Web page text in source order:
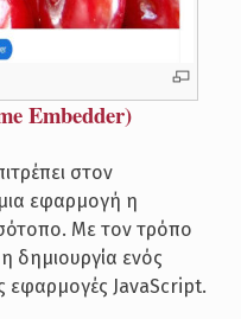
Embedder)
στον
εφαρμογή η
Με τον τρόπο
δημιουργία ενός
εφαρμογές JavaScript.